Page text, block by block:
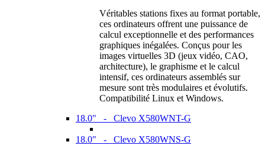
Véritables stations fixes au format portable,
ces ordinateurs offrent une puissance de
calcul exceptionnelle et des performances
graphiques inégalées. Conçus pour les
images virtuelles 3D (jeux vidéo, CAO,
architecture), le graphisme et le calcul
intensif, ces ordinateurs assemblés sur
mesure sont très modulaires et évolutifs.
Compatibilité Linux et Windows.
18.0" - Clevo X580WNT-G
18.0" - Clevo X580WNS-G